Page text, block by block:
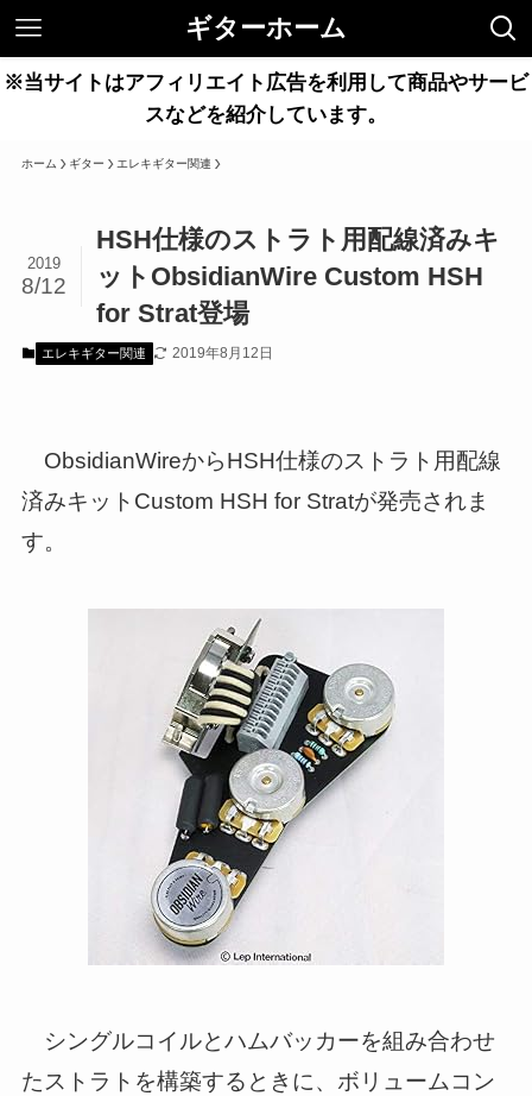
ギターホーム
※当サイトはアフィリエイト広告を利用して商品やサービ
スなどを紹介しています。
ホーム ギター エレキギター関連
HSH仕様のストラト用配線済みキ
ットObsidianWire Custom HSH
for Strat登場
2019
8/12
エレキギター関連 2019年8月12日
ObsidianWireからHSH仕様のストラト用配線
済みキットCustom HSH for Stratが発売されま
す。
シングルコイルとハムバッカーを組み合わせ
たストラトを構築するときに、ボリュームコン